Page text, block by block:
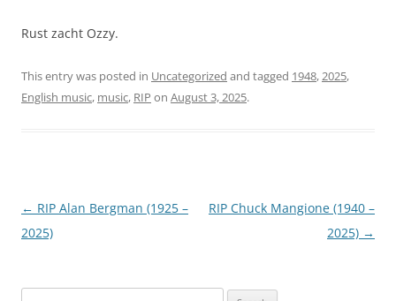
Rust zacht Ozzy.
This entry was posted in Uncategorized and tagged 1948,2025,
English music, music, RIP on August 3, 2025.
Post
navigation
← RIP Alan Bergman (1925 –
2025)
RIP Chuck Mangione (1940 –
2025) →